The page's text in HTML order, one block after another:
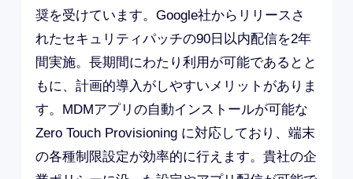
奨を受けています。Google社からリリースさ
れたセキュリティパッチの90日以内配信を2年
間実施。長期間にわたり利用が可能であるとと
もに、計画的導入がしやすいメリットがありま
す。MDMアプリの自動インストールが可能な
Zero Touch Provisioning に対応しており、端末
の各種制限設定が効率的に行えます。貴社の企